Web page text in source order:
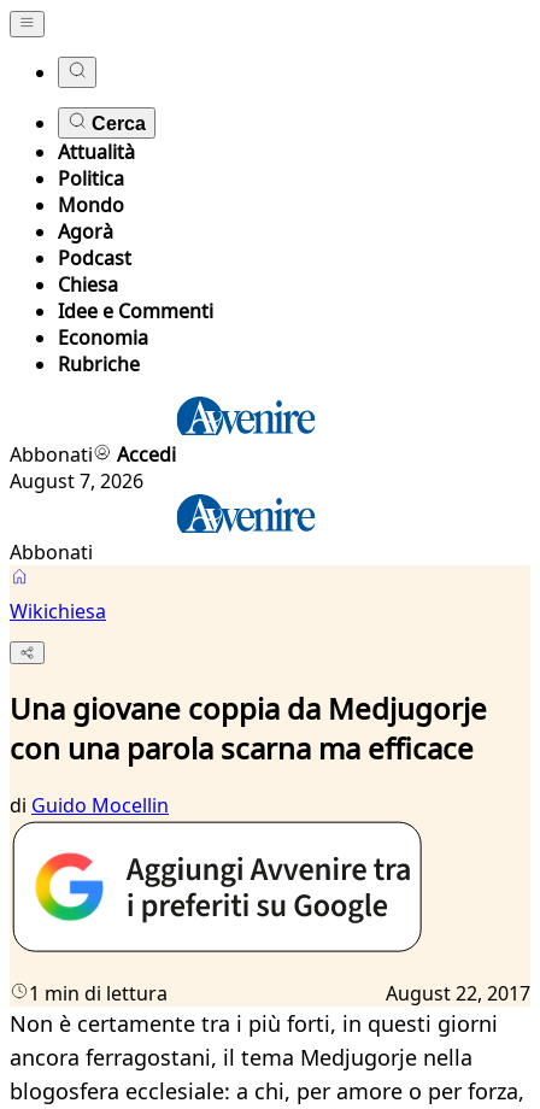
Cerca
Attualità
Politica
Mondo
Agorà
Podcast
Chiesa
Idee e Commenti
Economia
Rubriche
Abbonati
Accedi
August 7, 2026
Abbonati
Wikichiesa
Una giovane coppia da Medjugorje
con una parola scarna ma efficace
di Guido Mocellin
1 min di lettura August 22, 2017
Non è certamente tra i più forti, in questi giorni
ancora ferragostani, il tema Medjugorje nella
blogosfera ecclesiale: a chi, per amore o per forza,